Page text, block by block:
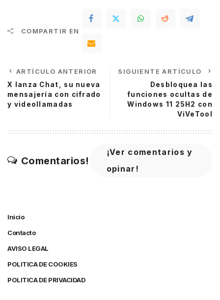
COMPARTIR EN
ARTÍCULO ANTERIOR
X lanza Chat, su nueva
mensajería con cifrado
y videollamadas
SIGUIENTE ARTÍCULO
Desbloquea las
funciones ocultas de
Windows 11 25H2 con
ViVeTool
Comentarios!
¡Ver comentarios y
opinar!
Inicio
Contacto
AVISO LEGAL
POLITICA DE COOKIES
POLITICA DE PRIVACIDAD